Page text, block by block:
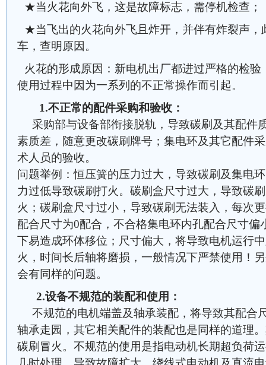
★当火花向外飞，这是故障标志，需停机检查；
★当飞出的火花向外飞且炸开，并伴有炸裂声，
车，查明原因。
火花的形成原因：新电机出厂都进过严格的检
使用过程中因为一系列的不正常操作而引起。
1.不正常的配件采购和验收：
采购部与设备部衔接脱轨，导致碳刷及其配件
素质差，随意更改碳刷牌号；集电环及其它配件
术人员的验收。
问题举例：恒压簧的压力过大，导致碳刷及集电
力过低导致碳刷打火。碳刷盒尺寸过大，导致碳
火；碳刷盒尺寸过小，导致碳刷无法装入，每次
配合尺寸为0配合，不合格集电环内孔配合尺寸偏
下易造成环体移位；尺寸偏大，将导致电机运行
火，时间长后轴将磨损，一般情况下严禁使用！
会有同样的问题。
2.设备不规范的装配和使用：
不规范的电机端盖及轴承装配，将导致其配合
轴承走园，其它相关配件的装配也是同样的道理
碳刷冒火。不规范的使用是指电动机长期超负荷